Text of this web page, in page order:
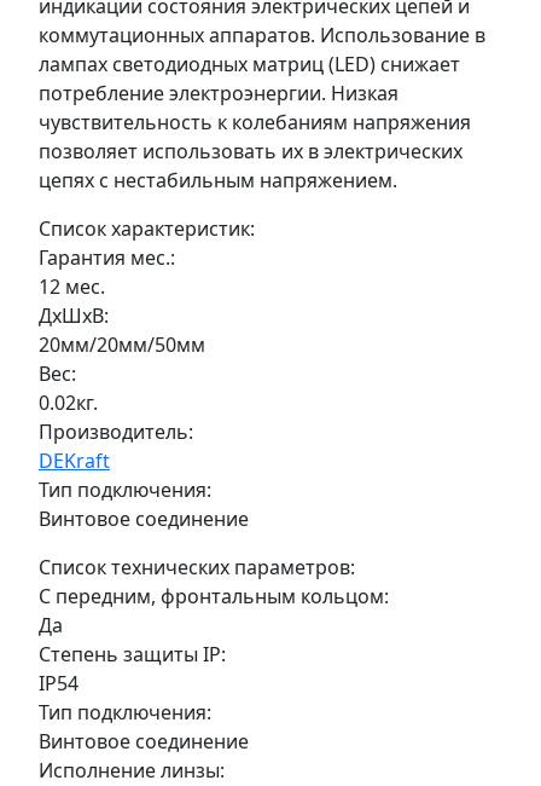
индикации состояния электрических цепей и
коммутационных аппаратов. Использование в
лампах светодиодных матриц (LED) снижает
потребление электроэнергии. Низкая
чувствительность к колебаниям напряжения
позволяет использовать их в электрических
цепях с нестабильным напряжением.
Список характеристик:
Гарантия мес.:
12 мес.
ДxШxВ:
20мм/20мм/50мм
Вес:
0.02кг.
Производитель:
DEKraft
Тип подключения:
Винтовое соединение
Список технических параметров:
С передним, фронтальным кольцом:
Да
Степень защиты IP:
IP54
Тип подключения:
Винтовое соединение
Исполнение линзы: